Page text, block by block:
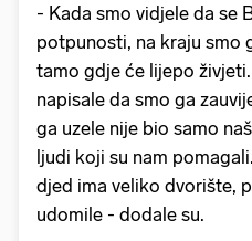
- Kada smo vidjele da se
potpunosti, na kraju smo
tamo gdje će lijepo
napisale da smo ga
ga uzele nije bio samo
ljudi koji su nam
djed ima veliko dvorište,
udomile - dodale su.